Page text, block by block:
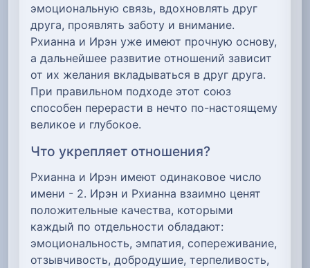
эмоциональную связь, вдохновлять друг
друга, проявлять заботу и внимание.
Рхианна и Ирэн уже имеют прочную основу,
а дальнейшее развитие отношений зависит
от их желания вкладываться в друг друга.
При правильном подходе этот союз
способен перерасти в нечто по-настоящему
великое и глубокое.
Что укрепляет отношения?
Рхианна и Ирэн имеют одинаковое число
имени - 2. Ирэн и Рхианна взаимно ценят
положительные качества, которыми
каждый по отдельности обладают:
эмоциональность, эмпатия, сопереживание,
отзывчивость, добродушие, терпеливость,